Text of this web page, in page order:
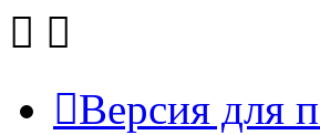
Версия для